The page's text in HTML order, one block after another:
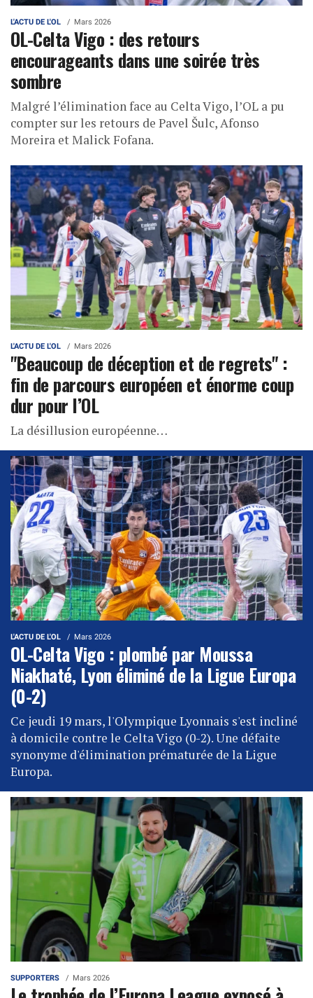
L'ACTU DE L'OL Mars 2026
OL-Celta Vigo : des retours
encourageants dans une soirée très
sombre
Malgré l’élimination face au Celta Vigo, l’OL a pu
compter sur les retours de Pavel Šulc, Afonso
Moreira et Malick Fofana.
L'ACTU DE L'OL Mars 2026
"Beaucoup de déception et de regrets" :
fin de parcours européen et énorme coup
dur pour l’OL
La désillusion européenne…
L'ACTU DE L'OL Mars 2026
OL-Celta Vigo : plombé par Moussa
Niakhaté, Lyon éliminé de la Ligue Europa
(0-2)
Ce jeudi 19 mars, l'Olympique Lyonnais s'est incliné
à domicile contre le Celta Vigo (0-2). Une défaite
synonyme d'élimination prématurée de la Ligue
Europa.
SUPPORTERS Mars 2026